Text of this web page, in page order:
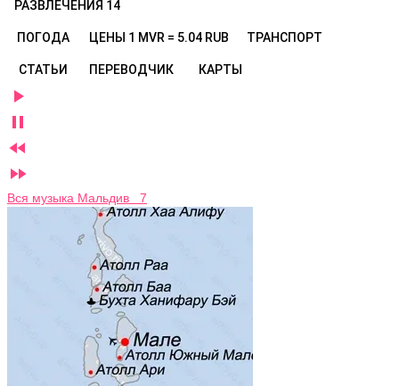
РАЗВЛЕЧЕНИЯ 14
ПОГОДА ЦЕНЫ 1 MVR = 5.04 RUB ТРАНСПОРТ
СТАТЬИ ПЕРЕВОДЧИК КАРТЫ




Вся музыка Мальдив 7